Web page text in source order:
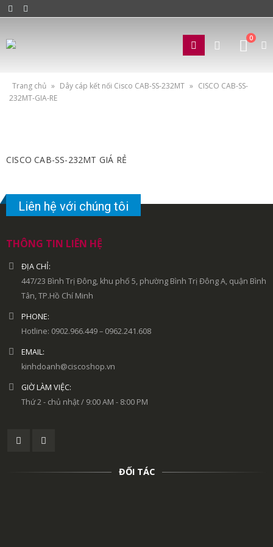
0
Trang chủ » Dây cáp kết nối Cisco CAB-SS-232MT » CISCO CAB-SS-
232MT-GIA-RE
CISCO CAB-SS-232MT GIÁ RẺ
Liên hệ với chúng tôi
THÔNG TIN LIÊN HỆ
ĐỊA CHỈ:
447/23 Bình Trị Đông, khu phố 5, phường Bình Trị Đông A, quận Bình
Tân, TP.Hồ Chí Minh
PHONE:
Hotline: 0902.966.449 – 0962.241.608
EMAIL:
kinhdoanh@ciscoshop.vn
GIỜ LÀM VIỆC:
Thứ 2 - chủ nhật / 9:00 AM - 8:00 PM
ĐỐI TÁC